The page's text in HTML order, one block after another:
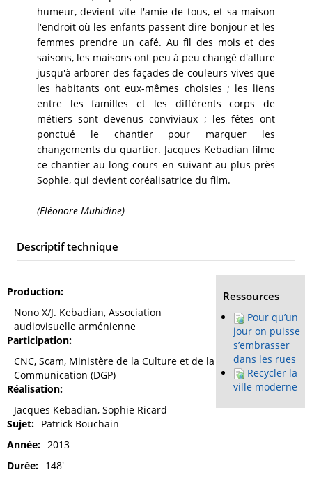
humeur, devient vite l'amie de tous, et sa maison
l'endroit où les enfants passent dire bonjour et les
femmes prendre un café. Au fil des mois et des
saisons, les maisons ont peu à peu changé d'allure
jusqu'à arborer des façades de couleurs vives que
les habitants ont eux-mêmes choisies ; les liens
entre les familles et les différents corps de
métiers sont devenus conviviaux ; les fêtes ont
ponctué le chantier pour marquer les
changements du quartier. Jacques Kebadian filme
ce chantier au long cours en suivant au plus près
Sophie, qui devient coréalisatrice du film.
(Eléonore Muhidine)
Descriptif technique
Production
Nono X/J. Kebadian, Association
audiovisuelle arménienne
Participation
CNC, Scam, Ministère de la Culture et de la
Communication (DGP)
Réalisation
Jacques Kebadian, Sophie Ricard
Sujet
Patrick Bouchain
Année
2013
Durée
148'
Ressources
Pour qu’un
jour on puisse
s’embrasser
dans les rues
Recycler la
ville moderne